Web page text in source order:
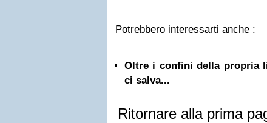
Potrebbero interessarti anche :
Oltre i confini della propria
ci salva...
Ritornare alla prima